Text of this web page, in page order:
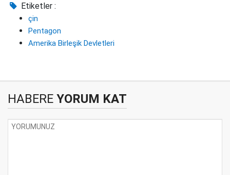
Etiketler :
çin
Pentagon
Amerika Birleşik Devletleri
HABERE YORUM KAT